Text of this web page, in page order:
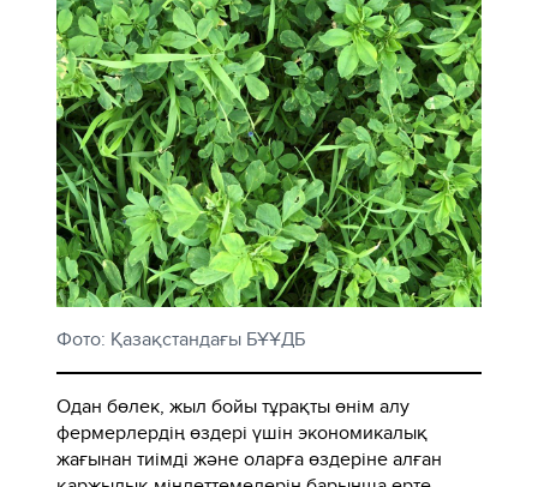
Фото: Қазақстандағы БҰҰДБ
Одан бөлек, жыл бойы тұрақты өнім алу
фермерлердің өздері үшін экономикалық
жағынан тиімді және оларға өздеріне алған